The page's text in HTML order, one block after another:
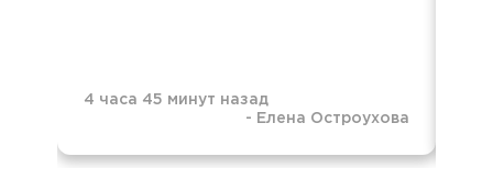
4 часа 45 минут назад
- Елена Остроухова